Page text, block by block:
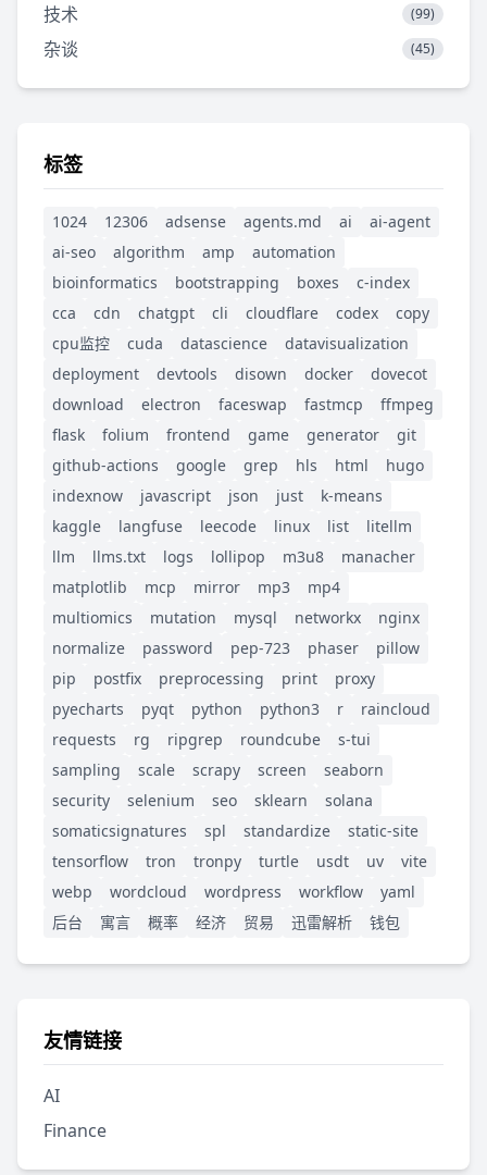
技术 (99)
杂谈 (45)
标签
1024 12306 adsense agents.md ai
ai-agent
ai-seo
algorithm amp
automation
bioinformatics
bootstrapping boxes
c-index
cca
cdn chatgpt cli cloudflare codex
copy
cpu监控
cuda datascience
datavisualization
deployment
devtools disown docker
dovecot
download
electron faceswap fastmcp
ffmpeg
flask
folium frontend game generator
git
github-actions
google grep hls html
hugo
indexnow
javascript json just
k-means
kaggle
langfuse leecode linux list
litellm
llm
llms.txt logs lollipop m3u8
manacher
matplotlib
mcp mirror mp3
mp4
multiomics
mutation mysql networkx
nginx
normalize
password pep-723 phaser
pillow
pip
postfix preprocessing print
proxy
pyecharts
pyqt python python3 r
raincloud
requests
rg ripgrep roundcube
s-tui
sampling
scale scrapy screen
seaborn
security
selenium seo sklearn
solana
somaticsignatures
spl standardize
static-site
tensorflow
tron tronpy turtle usdt uv
vite
webp
wordcloud wordpress workflow
yaml
后台
寓言 概率 经济 贸易 迅雷解析 钱包
友情链接
AI
Finance